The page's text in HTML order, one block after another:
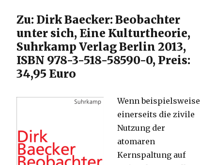
[1]
Christoph
Fleischer,
Werl
Zu: Dirk Baecker: Beobachter
unter sich, Eine Kulturtheorie,
Suhrkamp Verlag Berlin 2013,
ISBN 978-3-518-58590-0, Preis:
34,95 Euro
Wenn beispielsweise
einerseits die zivile
Nutzung der
atomaren
Kernspaltung auf